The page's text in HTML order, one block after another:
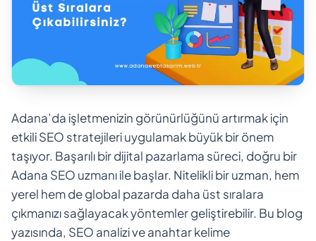
Adana’da işletmenizin görünürlüğünü artırmak için
etkili SEO stratejileri uygulamak büyük bir önem
taşıyor. Başarılı bir dijital pazarlama süreci, doğru bir
Adana SEO uzmanı ile başlar. Nitelikli bir uzman, hem
yerel hem de global pazarda daha üst sıralara
çıkmanızı sağlayacak yöntemler geliştirebilir. Bu blog
yazısında, SEO analizi ve anahtar kelime